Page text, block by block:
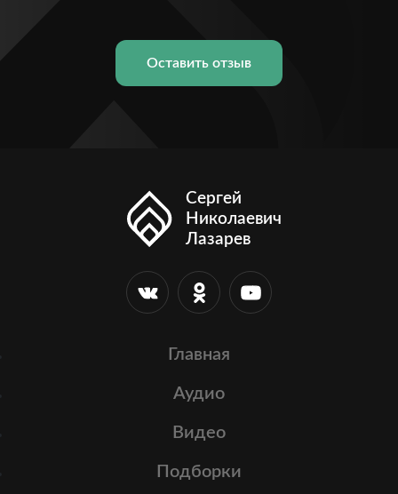
Оставить отзыв
Сергей
Николаевич
Лазарев
Главная
Аудио
Видео
Подборки